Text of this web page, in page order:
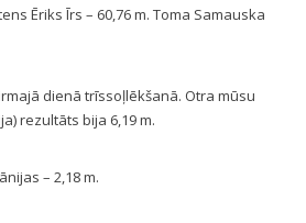
Ēriks Īrs – 60,76 m. Toma Samauska
dienā trīssoļlēkšanā. Otra mūsu
rezultāts bija 6,19 m.
– 2,18 m.